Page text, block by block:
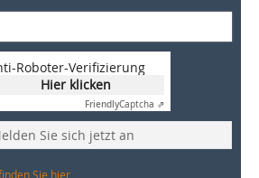
Roboter-Verifizierung
Hier klicken
FriendlyCaptcha ⇗
Sie sich jetzt an
Sie hier